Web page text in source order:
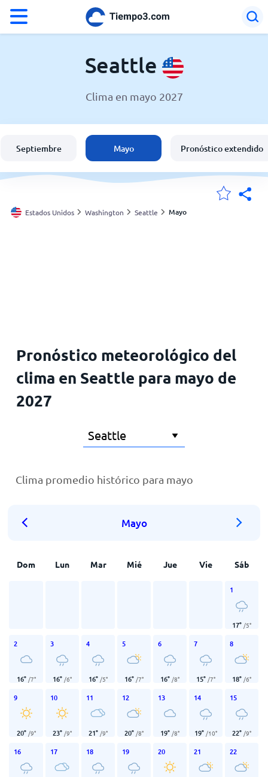
El clima en Seattle
España
Argentina
Seattle
Clima en mayo 2027
Septiembre Mayo Pronóstico extendido
Estados Unidos Washington Seattle Mayo
Pronóstico meteorológico del
clima en Seattle para mayo de
2027
Clima promedio histórico para mayo
Mayo
Dom Lun Mar Mié Jue Vie Sáb
1
17° /5°
2
16° /7°
3
16° /6°
4
16° /5°
5
16° /7°
6
16° /8°
7
15° /7°
8
18° /6°
9
20° /9°
10
23° /9°
11
21° /9°
12
20° /8°
13
19° /8°
14
19° /10°
15
22° /9°
16 17 18 19 20 21 22